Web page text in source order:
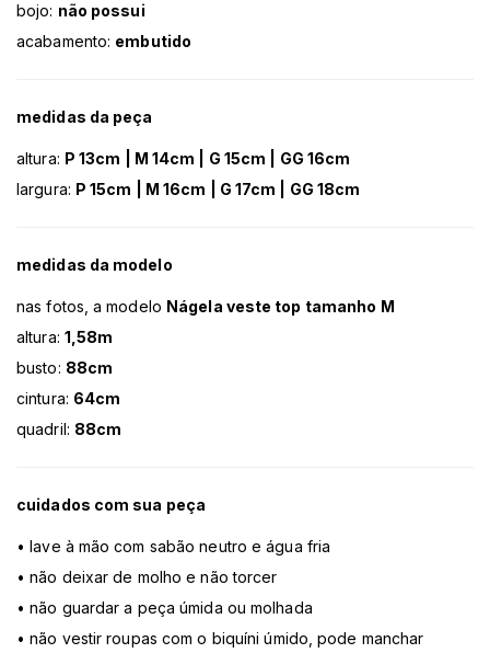
bojo: não possui
acabamento: embutido
medidas da peça
altura: P 13cm | M 14cm | G 15cm | GG 16cm
largura: P 15cm | M 16cm | G 17cm | GG 18cm
medidas da modelo
nas fotos, a modelo Nágela veste top tamanho M
altura: 1,58m
busto: 88cm
cintura: 64cm
quadril: 88cm
cuidados com sua peça
• lave à mão com sabão neutro e água fria
• não deixar de molho e não torcer
• não guardar a peça úmida ou molhada
• não vestir roupas com o biquíni úmido, pode manchar